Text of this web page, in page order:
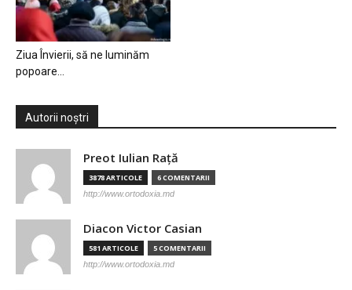
Ziua Învierii, să ne luminăm
popoare…
Autorii noștri
Preot Iulian Raţă
3878 ARTICOLE 6 COMENTARII
http://www.ortodoxia.md
Diacon Victor Casian
581 ARTICOLE 5 COMENTARII
http://www.ortodoxia.md